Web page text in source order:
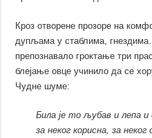
Кроз отворене прозоре на
дупљама у стаблима,
препознавало гроктање три
блејање овце учинило да се
Чудне шуме:
Била је то љубав и лепа и
за неког корисна, за неког